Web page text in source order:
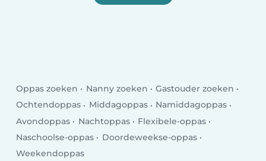
Oppas zoeken Nanny zoeken
Gastouder zoeken
Ochtendoppas
Middagoppas
Namiddagoppas
Avondoppas
Nachtoppas
Flexibele-oppas
Naschoolse-oppas
Doordeweekse-oppas
Weekendoppas